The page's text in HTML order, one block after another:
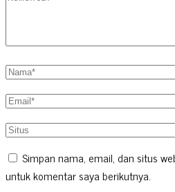
Simpan nama, email, dan situs
untuk komentar saya berikutnya.